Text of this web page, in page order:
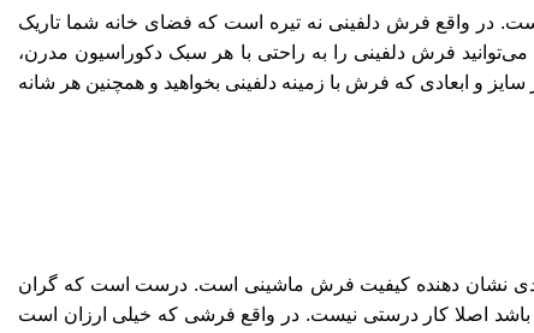
در واقع فرش دلفینی نه تیره است که فضای خانه شما تاریک
فرش دلفینی را به راحتی با هر سبک دکوراسیون مدرن،
ابعادی که فرش با زمینه دلفینی بخواهید و همچنین هر شانه
نشان دهنده کیفیت فرش ماشینی است. درست است که گران
اصلا کار درستی نیست. در واقع فرشی که خیلی ارزان است